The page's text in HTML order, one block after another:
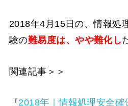
2018年4月15日の、情報処
験の難易度は、やや難化し
関連記事＞＞
『2018年｜情報処理安全確